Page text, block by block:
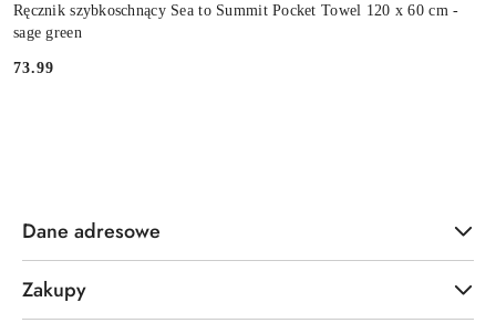
Ręcznik szybkoschnący Sea to Summit Pocket Towel 120 x 60 cm -
sage green
Cena:
73.99
Dane adresowe
Zakupy